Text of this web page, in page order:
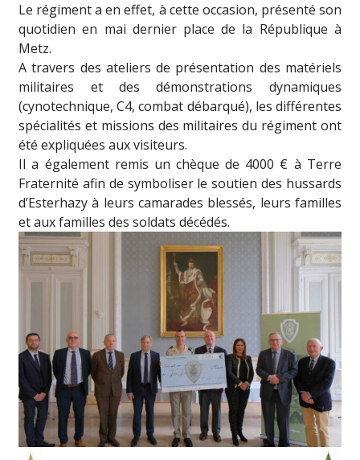
Le régiment a en effet, à cette occasion, présenté son
quotidien en mai dernier place de la République à
Metz.
A travers des ateliers de présentation des matériels
militaires et des démonstrations dynamiques
(cynotechnique, C4, combat débarqué), les différentes
spécialités et missions des militaires du régiment ont
été expliquées aux visiteurs.
Il a également remis un chèque de 4000 € à Terre
Fraternité afin de symboliser le soutien des hussards
d’Esterhazy à leurs camarades blessés, leurs familles
et aux familles des soldats décédés.